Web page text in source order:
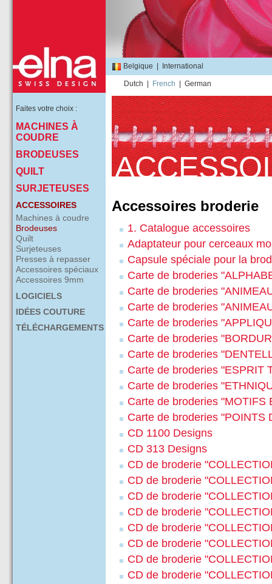
Belgique International
Dutch French German
Faites votre choix :
MACHINES À
COUDRE
BRODEUSES
QUILT
SURJETEUSES
ACCESSOIRES
Machines à coudre
Brodeuses
Quilt
Surjeteuses
Presses à repasser
Accessoires spéciaux
Accessoires 9mm
LOGICIELS
IDÉES COUTURE
TÉLÉCHARGEMENTS
Accessoires broderie
1. Catalogue accessoires
Adaptateur pour cerceaux
Capsule spéciale pour la
Carte de broderies
Carte de broderies
Carte de broderies
Carte de broderies
Carte de broderies
Carte de broderies
Carte de broderies "ESPRIT
Carte de broderies
Carte de broderies "MOTIFS
Carte de broderies "POINTS
CD 1100 Designs
CD 313 Designs
CD de broderie
CD de broderie
CD de broderie
CD de broderie
CD de broderie
CD de broderie
CD de broderie
CD de broderie